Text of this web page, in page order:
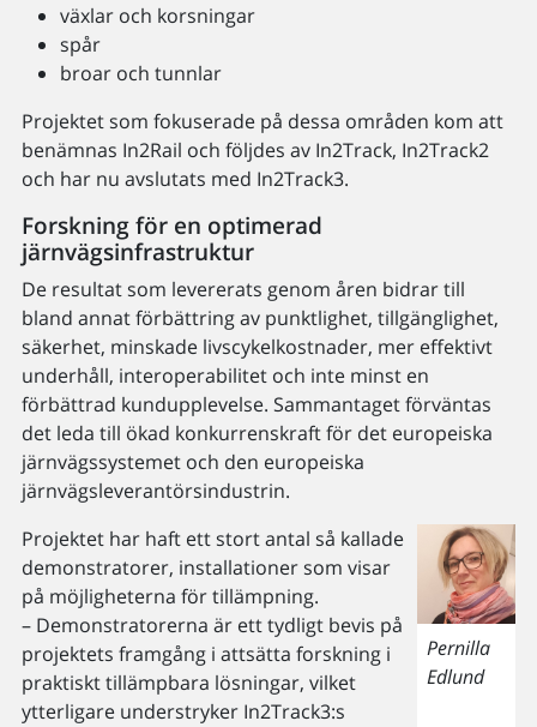
växlar och korsningar
spår
broar och tunnlar
Projektet som fokuserade på dessa områden kom att
benämnas In2Rail och följdes av In2Track, In2Track2
och har nu avslutats med In2Track3.
Forskning för en optimerad
järnvägsinfrastruktur
De resultat som levererats genom åren bidrar till
bland annat förbättring av punktlighet, tillgänglighet,
säkerhet, minskade livscykelkostnader, mer effektivt
underhåll, interoperabilitet och inte minst en
förbättrad kundupplevelse. Sammantaget förväntas
det leda till ökad konkurrenskraft för det europeiska
järnvägssystemet och den europeiska
järnvägsleverantörsindustrin.
Pernilla
Edlund
Projektet har haft ett stort antal så kallade
demonstratorer, installationer som visar
på möjligheterna för tillämpning.
– Demonstratorerna är ett tydligt bevis på
projektets framgång i attsätta forskning i
praktiskt tillämpbara lösningar, vilket
ytterligare understryker In2Track3:s